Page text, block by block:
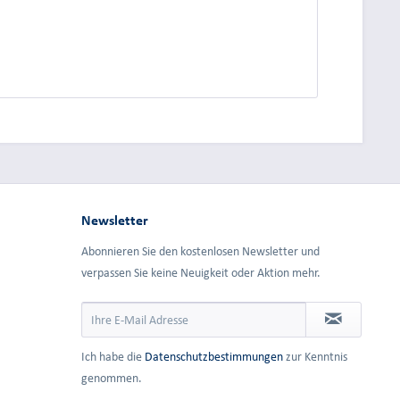
Newsletter
Abonnieren Sie den kostenlosen Newsletter und
verpassen Sie keine Neuigkeit oder Aktion mehr.
Ich habe die Datenschutzbestimmungen zur Kenntnis
genommen.